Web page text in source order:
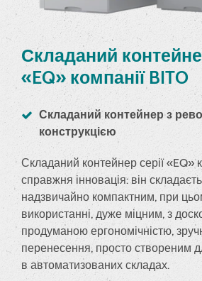
Складаний
«EQ» компанії BITO
Складаний контейнер з
конструкцією
Складаний контейнер серії «EQ»
справжня інновація: він
надзвичайно компактним, при
використанні, дуже міцним, з
продуманою ергономічністю,
перенесення, просто створеним
в автоматизованих складах.